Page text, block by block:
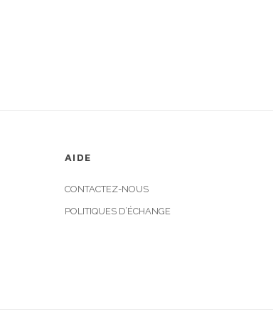
AIDE
CONTACTEZ-NOUS
POLITIQUES D’ÉCHANGE